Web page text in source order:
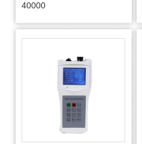
40000